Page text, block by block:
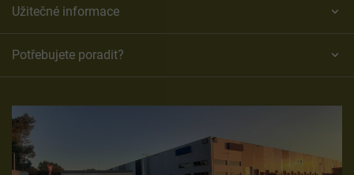
Užitečné informace
Potřebujete poradit?